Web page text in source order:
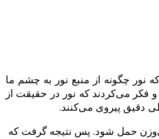
چگونه از منبع نور به چشم ما
فکر می‌کردند که نور در حقیقت از
دقیق پیروی می‌کنند.
بی‌وزن حمل شود. پس نتیجه گرفت که